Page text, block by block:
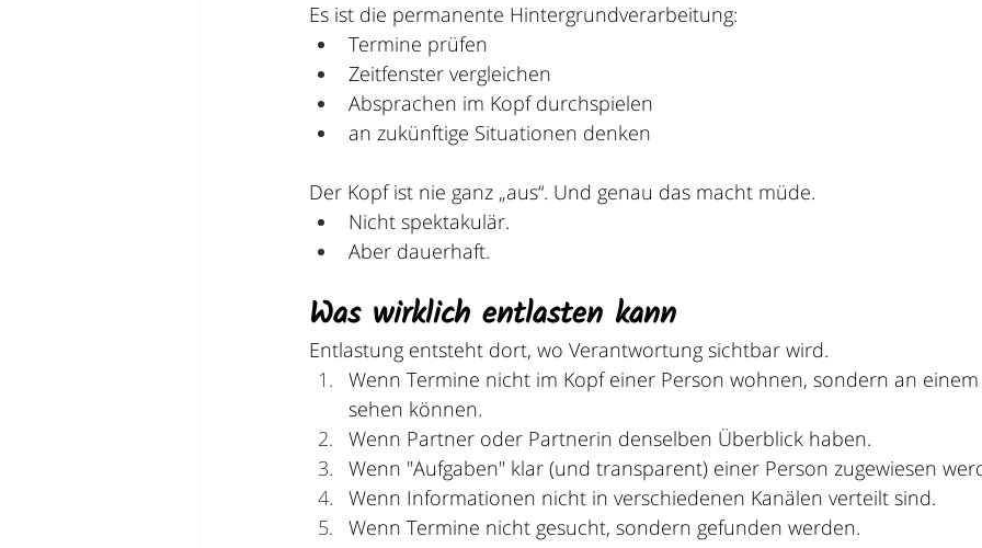
Es ist die permanente Hintergrundverarbeitung:
Termine prüfen
Zeitfenster vergleichen
Absprachen im Kopf durchspielen
an zukünftige Situationen denken
Der Kopf ist nie ganz „aus“. Und genau das macht müde.
Nicht spektakulär.
Aber dauerhaft.
Was wirklich entlasten kann
Entlastung entsteht dort, wo Verantwortung sichtbar wird.
Wenn Termine nicht im Kopf einer Person wohnen, sondern an
sehen können.
Wenn Partner oder Partnerin denselben Überblick haben.
Wenn "Aufgaben" klar (und transparent) einer Person zugewiesen
Wenn Informationen nicht in verschiedenen Kanälen verteilt sind.
Wenn Termine nicht gesucht, sondern gefunden werden.